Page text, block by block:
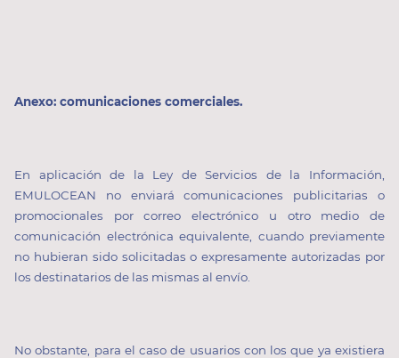
Anexo: comunicaciones comerciales.
En aplicación de la Ley de Servicios de la Información,
EMULOCEAN no enviará comunicaciones publicitarias o
promocionales por correo electrónico u otro medio de
comunicación electrónica equivalente, cuando previamente
no hubieran sido solicitadas o expresamente autorizadas por
los destinatarios de las mismas al envío.
No obstante, para el caso de usuarios con los que ya existiera